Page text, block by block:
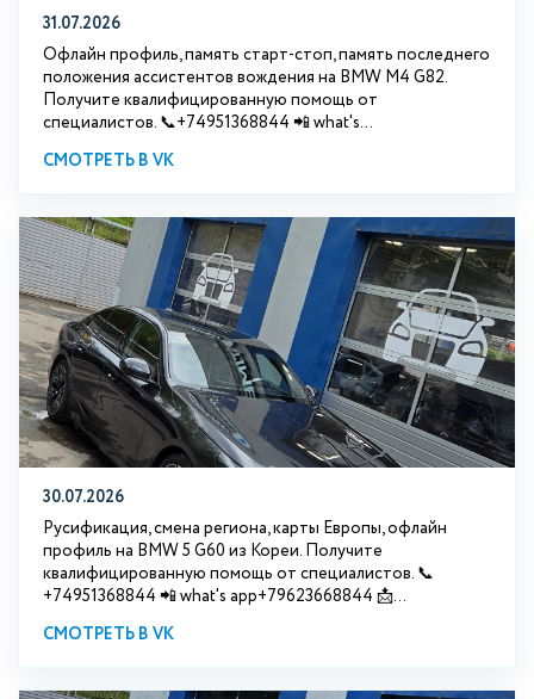
31.07.2026
Офлайн профиль, память старт-стоп, память последнего
положения ассистентов вождения на BMW М4 G82.
Получите квалифицированную помощь от
специалистов. 📞+74951368844 📲 what's...
СМОТРЕТЬ В VK
30.07.2026
Русификация, смена региона, карты Европы, офлайн
профиль на BMW 5 G60 из Кореи. Получите
квалифицированную помощь от специалистов. 📞
+74951368844 📲 what's app+79623668844 📩...
СМОТРЕТЬ В VK